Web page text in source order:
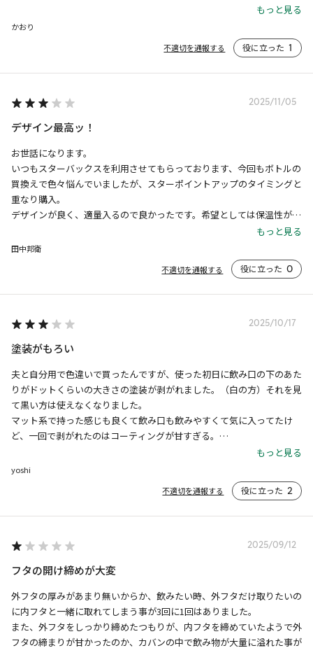
バボトルを使っているので、しばらくは棚の中にしまっておくことにな
ります。
蓋は、取手付きの回すタイプ、広口が使いやすいです。
もっと見る
かおり
不適切を通報する
役に立った 1
2025/11/05
デザイン最高ッ！
お世話になります。
いつもスターバックスを利用させてもらっております、今回もボトルの
買換えで色々悩んでいましたが、スターポイントアップのタイミングと
重なり購入。
デザインが良く、適量入るので良かったです。希望としては保温性が以
前使用していたものより少し劣るのと指を引っ掛ける所が無いのが惜し
いかなと思いました。片手で携帯と財布とボトルを持つ時に指を引っ掛
ける所があると便利なのでストラップを後日購入したいと思います。
もっと見る
田中邦衛
不適切を通報する
役に立った 0
2025/10/17
塗装がもろい
夫と自分用で色違いで買ったんですが、使った初日に飲み口の下のあた
りがドットくらいの大きさの塗装が剥がれました。（白の方）それを見
て黒い方は使えなくなりました。
マット系で持った感じも良くて飲み口も飲みやすくて気に入ってたけ
ど、一回で剥がれたのはコーティングが甘すぎる。
剥がれた箇所が広がって来たので外では恥ずかしくて持ち歩けなくなっ
あと、トールサイズまでしか入らないので、もうすし大きいサイズだっ
たら使いやすかった。
もっと見る
yoshi
不適切を通報する
役に立った 2
2025/09/12
フタの開け締めが大変
外フタの厚みがあまり無いからか、飲みたい時、外フタだけ取りたいの
に内フタと一緒に取れてしまう事が3回に1回はありました。
また、外フタをしっかり締めたつもりが、内フタを締めていたようで外
フタの締まりが甘かったのか、カバンの中で飲み物が大量に溢れた事が